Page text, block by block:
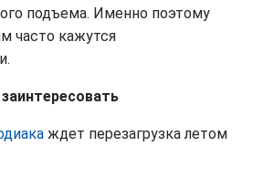
подъема. Именно поэтому
часто кажутся
ждет перезагрузка летом